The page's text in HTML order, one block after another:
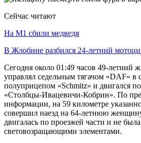
Сейчас читают
На М1 сбили медведя
В Жлобине разбился 24-летний
Сегодня около 01:49 часов 49-летний
управлял седельным тягачом «DAF» в
полуприцепом «Schmitz» и двигался
«Столбцы-Ивацевичи-Кобрин». По
информации, на 59 километре
совершил наезд на 64-летнюю
двигалась по проезжей части и не
световозращающими элементами.